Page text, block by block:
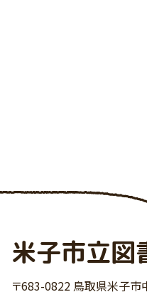
米子市立図
〒683-0822 鳥取県米子市